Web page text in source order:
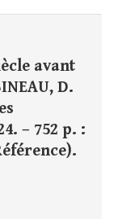
avant
D.
– 752 p. :